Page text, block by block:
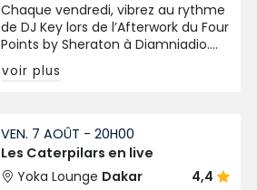
Chaque vendredi, vibrez au rythme
de DJ Key lors de l’Afterwork du Four
Points by Sheraton à Diamniadio.
Cocktails, tapas, bières et
ambiance chic signée Chic Afrique
voir plus
VEN. 7 AOÛT - 20H00
Les Caterpilars en live
Yoka Lounge Dakar 4,4